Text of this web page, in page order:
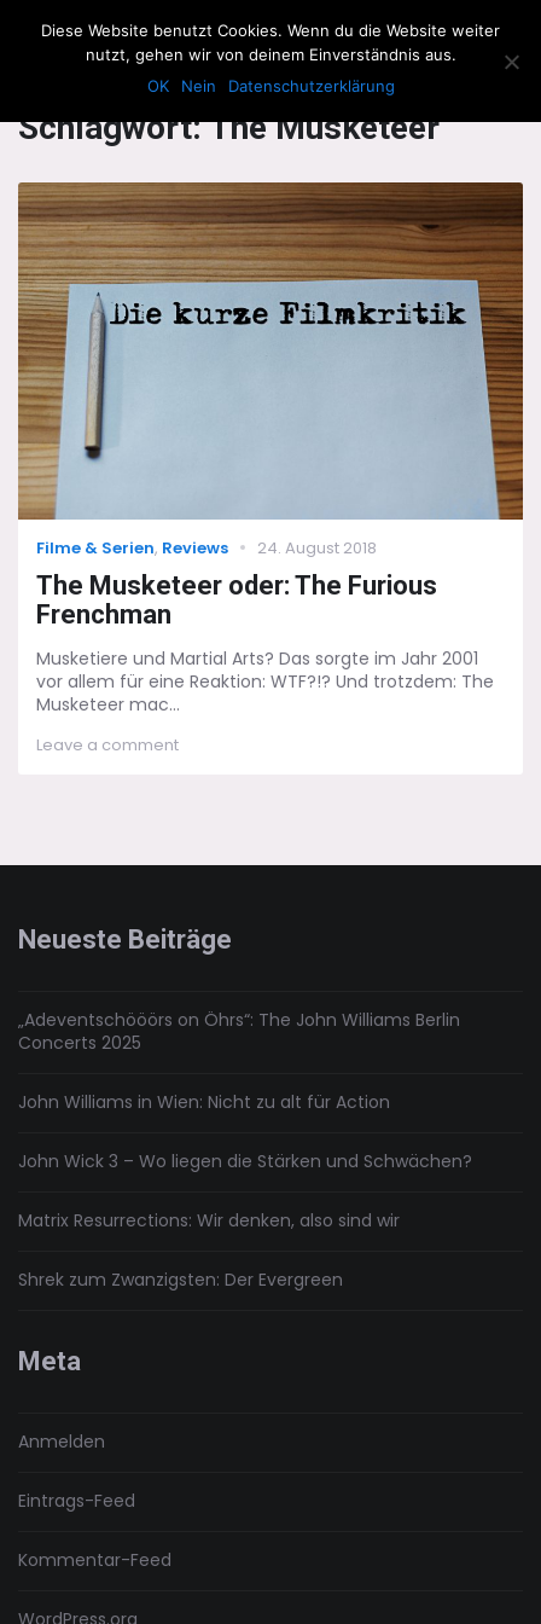
The Howling Men
Schlagwort:The Musketeer
Categories
Filme & Serien, Reviews
Posted
24. August 2018
The Musketeer oder: The Furious
Frenchman
Musketiere und Martial Arts? Das sorgte im Jahr 2001
vor allem für eine Reaktion: WTF?!? Und trotzdem: The
Musketeer mac...
Leave a commenton
Neueste Beiträge
„Adeventschööörs on Öhrs“: The John Williams Berlin
Concerts 2025
John Williams in Wien: Nicht zu alt für Action
John Wick 3 – Wo liegen die Stärken und Schwächen?
Matrix Resurrections: Wir denken, also sind wir
Shrek zum Zwanzigsten: Der Evergreen
Meta
Anmelden
Eintrags-Feed
Kommentar-Feed
WordPress.org
Diese Website benutzt Cookies. Wenn du die Website weiter
nutzt, gehen wir von deinem Einverständnis aus.
OK
Nein Datenschutzerklärung